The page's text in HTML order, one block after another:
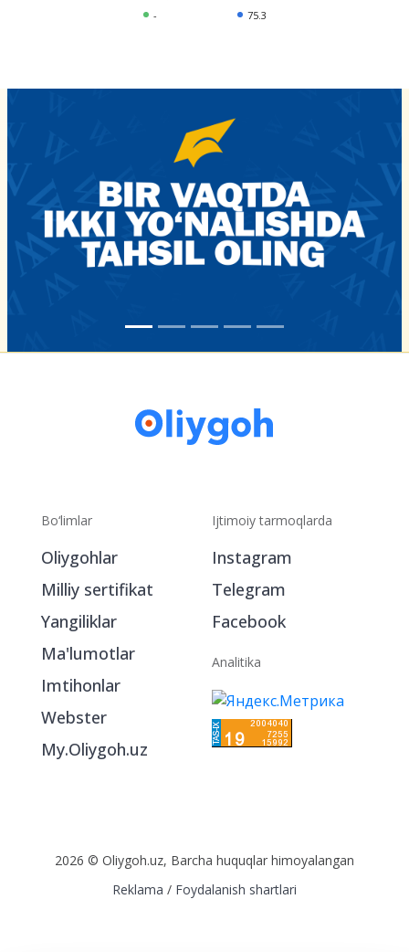
- 75.3
Bo‘limlar
Oliygohlar
Milliy sertifikat
Yangiliklar
Ma'lumotlar
Imtihonlar
Webster
My.Oliygoh.uz
Ijtimoiy tarmoqlarda
Instagram
Telegram
Facebook
Analitika
2026 © Oliygoh.uz, Barcha huquqlar himoyalangan
Reklama / Foydalanish shartlari